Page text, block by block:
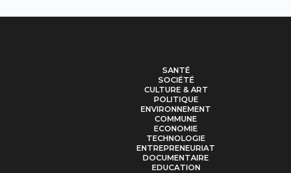
SANTÉ
SOCIÉTÉ
CULTURE & ART
POLITIQUE
ENVIRONNEMENT
COMMUNE
ECONOMIE
TECHNOLOGIE
ENTREPRENEURIAT
DOCUMENTAIRE
EDUCATION